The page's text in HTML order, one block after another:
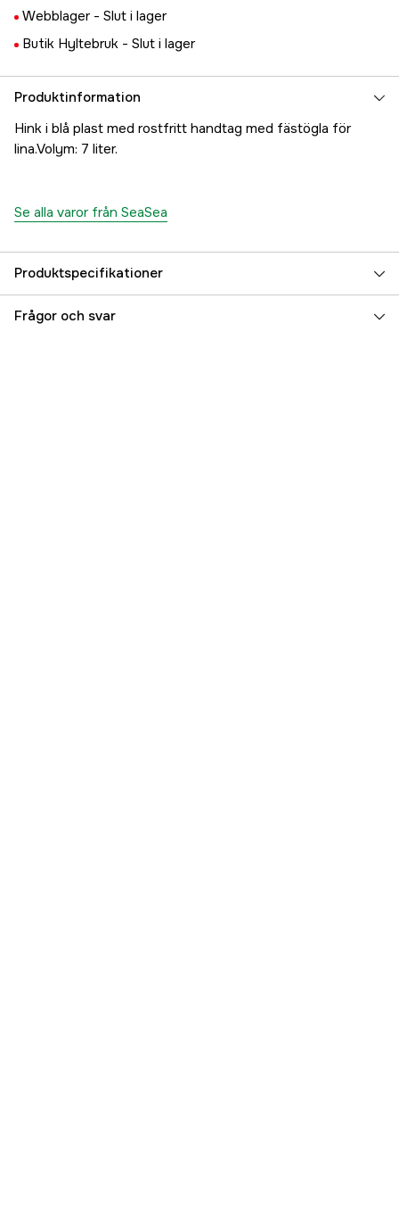
Webblager - Slut i lager
Butik Hyltebruk - Slut i lager
Produktinformation
Hink i blå plast med rostfritt handtag med fästögla för
lina.Volym: 7 liter.
Se alla varor från SeaSea
Produktspecifikationer
Referensnummer 5000023835
Frågor och svar